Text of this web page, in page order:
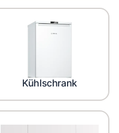
Kühlschrank